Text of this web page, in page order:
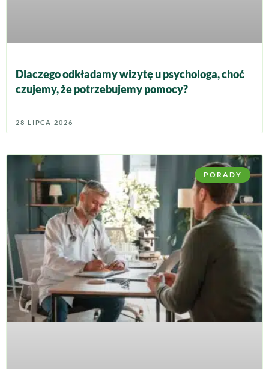
Dlaczego odkładamy wizytę u psychologa, choć
czujemy, że potrzebujemy pomocy?
28 LIPCA 2026
PORADY